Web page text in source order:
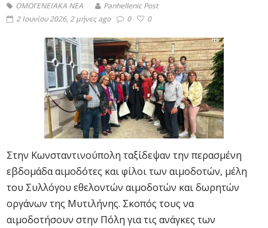
ΟΜΟΓΕΝΕΙΑΚΑ ΝΕΑ
Panhellenic Post
2 Ιουνίου 2026, 2 μήνες ago
0 0
Στην Κωνσταντινούπολη ταξίδεψαν την περασμένη
εβδομάδα αιμοδότες και φίλοι των αιμοδοτών, μέλη
του Συλλόγου εθελοντών αιμοδοτών και δωρητών
οργάνων της Μυτιλήνης. Σκοπός τους να
αιμοδοτήσουν στην Πόλη για τις ανάγκες των